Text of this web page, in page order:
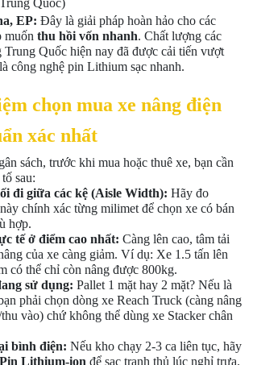
Quốc)
EP: Đây là giải pháp hoàn hảo cho các
muốn thu hồi vốn nhanh. Chất lượng các
Trung Quốc hiện nay đã được cải tiến vượt
công nghệ pin Lithium sạc nhanh.
chọn mua xe nâng điện
xác nhất
sách, trước khi mua hoặc thuê xe, bạn cần
sau:
đi giữa các kệ (Aisle Width): Hãy đo
chính xác từng milimet để chọn xe có bán
hợp.
tế ở điểm cao nhất: Càng lên cao, tâm tải
của xe càng giảm. Ví dụ: Xe 1.5 tấn lên
có thể chỉ còn nâng được 800kg.
sử dụng: Pallet 1 mặt hay 2 mặt? Nếu là
phải chọn dòng xe Reach Truck (càng nâng
vào) chứ không thể dùng xe Stacker chân
bình điện: Nếu kho chạy 2-3 ca liên tục, hãy
Pin Lithium-ion để sạc tranh thủ lúc nghỉ trưa.